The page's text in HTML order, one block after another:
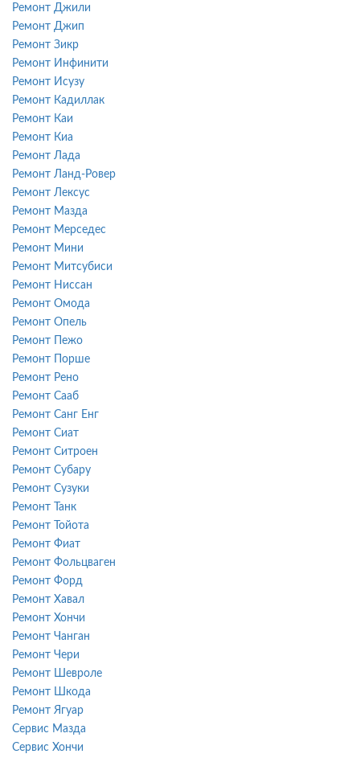
Ремонт Джили
Ремонт Джип
Ремонт Зикр
Ремонт Инфинити
Ремонт Исузу
Ремонт Кадиллак
Ремонт Каи
Ремонт Киа
Ремонт Лада
Ремонт Ланд-Ровер
Ремонт Лексус
Ремонт Мазда
Ремонт Мерседес
Ремонт Мини
Ремонт Митсубиси
Ремонт Ниссан
Ремонт Омода
Ремонт Опель
Ремонт Пежо
Ремонт Порше
Ремонт Рено
Ремонт Сааб
Ремонт Санг Енг
Ремонт Сиат
Ремонт Ситроен
Ремонт Субару
Ремонт Сузуки
Ремонт Танк
Ремонт Тойота
Ремонт Фиат
Ремонт Фольцваген
Ремонт Форд
Ремонт Хавал
Ремонт Хончи
Ремонт Чанган
Ремонт Чери
Ремонт Шевроле
Ремонт Шкода
Ремонт Ягуар
Сервис Мазда
Сервис Хончи